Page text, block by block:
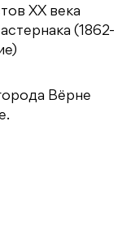
XX века
(1862-
Вёрне